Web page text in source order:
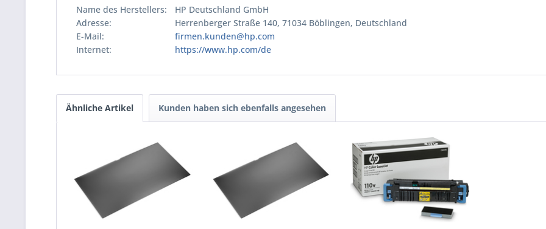
Name des Herstellers:
HP Deutschland GmbH
Adresse:
Herrenberger Straße 140, 71034 Böblingen, Deutschland
E-Mail:
firmen.kunden@hp.com
Internet:
https://www.hp.com/de
Ähnliche Artikel Kunden haben sich ebenfalls angesehen